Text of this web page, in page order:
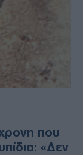
που
«Δεν